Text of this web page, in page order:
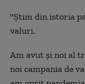
"Știm din istoria
valuri.
Am avut și noi al
noi campania de